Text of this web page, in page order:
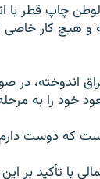
چاپ قطر
هیچ کار خاصی
اندوخته،
خود را به
که دوست دارم
با تأکید بر